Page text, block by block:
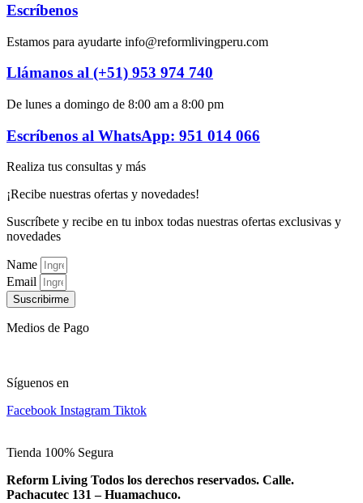
Escríbenos
Estamos para ayudarte info@reformlivingperu.com
Llámanos al (+51) 953 974 740
De lunes a domingo de 8:00 am a 8:00 pm
Escríbenos al WhatsApp: 951 014 066
Realiza tus consultas y más
¡Recibe nuestras ofertas y novedades!
Suscríbete y recibe en tu inbox todas nuestras ofertas exclusivas y
novedades
Name
Email
Suscribirme
Medios de Pago
Síguenos en
Facebook Instagram Tiktok
Tienda 100% Segura
Reform Living Todos los derechos reservados. Calle.
Pachacutec 131 – Huamachuco.